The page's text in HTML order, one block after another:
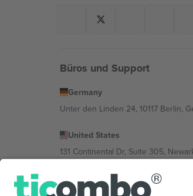
Büros und Support
Germany
Unter den Linden 24, 10117 Berlin,
United States
131 Continental Dr, Suite 305,
Bulgaria